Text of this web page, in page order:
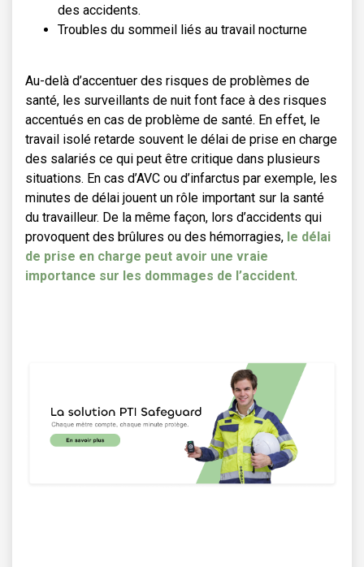
des accidents.
Troubles du sommeil liés au travail nocturne
Au-delà d’accentuer des risques de problèmes de
santé, les surveillants de nuit font face à des risques
accentués en cas de problème de santé. En effet, le
travail isolé retarde souvent le délai de prise en charge
des salariés ce qui peut être critique dans plusieurs
situations. En cas d’AVC ou d’infarctus par exemple, les
minutes de délai jouent un rôle important sur la santé
du travailleur. De la même façon, lors d’accidents qui
provoquent des brûlures ou des hémorragies, le délai
de prise en charge peut avoir une vraie
importance sur les dommages de l’accident.